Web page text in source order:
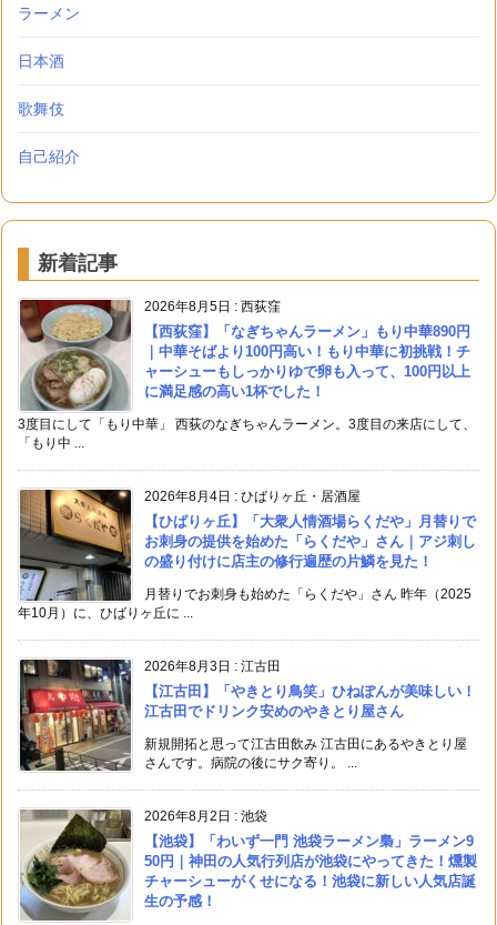
ラーメン
日本酒
歌舞伎
自己紹介
新着記事
2026年8月5日 : 西荻窪
【西荻窪】「なぎちゃんラーメン」もり中華890円
｜中華そばより100円高い！もり中華に初挑戦！チ
ャーシューもしっかりゆで卵も入って、100円以上
に満足感の高い1杯でした！
3度目にして「もり中華」 西荻のなぎちゃんラーメン。3度目の来店にして、
「もり中 ...
2026年8月4日 : ひばりヶ丘・居酒屋
【ひばりヶ丘】「大衆人情酒場らくだや」月替りで
お刺身の提供を始めた「らくだや」さん｜アジ刺し
の盛り付けに店主の修行遍歴の片鱗を見た！
月替りでお刺身も始めた「らくだや」さん 昨年（2025
年10月）に、ひばりヶ丘に ...
2026年8月3日 : 江古田
【江古田】「やきとり鳥笑」ひねぽんが美味しい！
江古田でドリンク安めのやきとり屋さん
新規開拓と思って江古田飲み 江古田にあるやきとり屋
さんです。病院の後にサク寄り。 ...
2026年8月2日 : 池袋
【池袋】「わいず一門 池袋ラーメン梟」ラーメン9
50円｜神田の人気行列店が池袋にやってきた！燻製
チャーシューがくせになる！池袋に新しい人気店誕
生の予感！